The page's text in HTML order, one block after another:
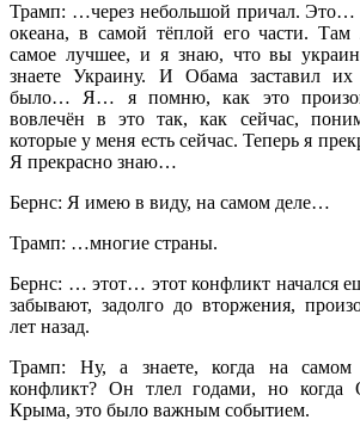
Трамп: …через небольшой причал. Это…
океана, в самой тёплой его части. Там
самое лучшее, и я знаю, что вы
знаете Украину. И Обама заставил
было… Я… я помню, как это
вовлечён в это так, как сейчас,
которые у меня есть сейчас. Теперь я
Я прекрасно знаю…
Бернс: Я имею в виду, на самом деле…
Трамп: …многие страны.
Бернс: … этот… этот конфликт начался
забывают, задолго до вторжения,
лет назад.
Трамп: Ну, а знаете, когда на самом
конфликт? Он тлел годами, но когда
Крыма, это было важным событием.